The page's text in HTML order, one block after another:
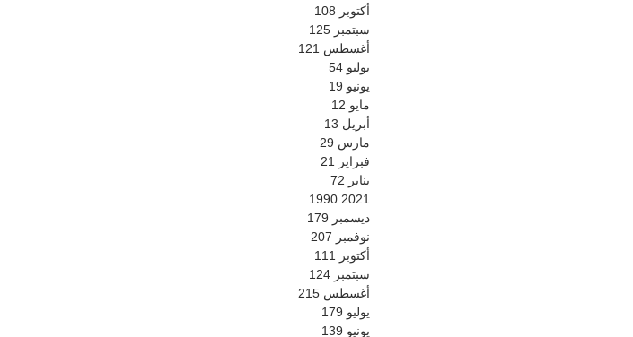
أكتوبر 108
سبتمبر 125
أغسطس 121
يوليو 54
يونيو 19
مايو 12
أبريل 13
مارس 29
فبراير
21
يناير 72
2021
1990
ديسمبر 179
نوفمبر 207
أكتوبر
111
سبتمبر 124
أغسطس 215
يوليو 179
يونيو 139